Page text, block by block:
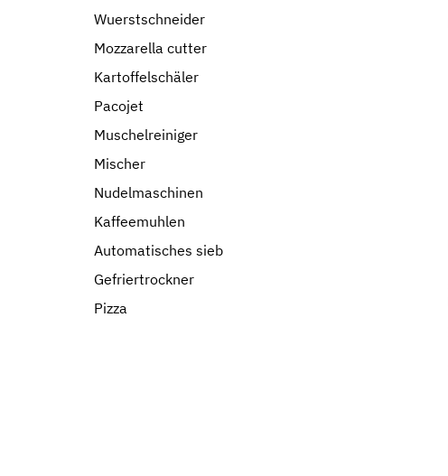
Wuerstschneider
Mozzarella cutter
Kartoffelschäler
Pacojet
Muschelreiniger
Mischer
Nudelmaschinen
Kaffeemuhlen
Automatisches sieb
Gefriertrockner
Pizza